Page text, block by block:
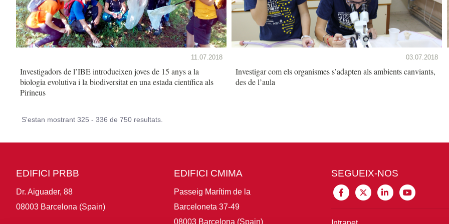
11.07.2018
Investigadors de l’IBE introdueixen joves de 15 anys a la
biologia evolutiva i la biodiversitat en una estada científica als
Pirineus
03.07.2018
Investigar com els organismes s’adapten als ambients canviants,
des de l’aula
S'estan mostrant 325 - 336 de 750 resultats.
EDIFICI PRBB
Dr. Aiguader, 88
08003 Barcelona (Spain)
EDIFICI CMIMA
Passeig Marítim de la
Barceloneta 37-49
08003 Barcelona (Spain)
SEGUEIX-NOS